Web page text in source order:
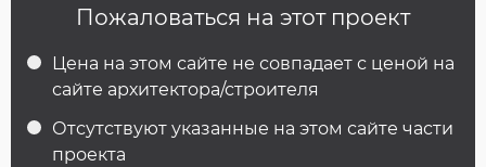
Пожаловаться на этот проект
Цена на этом сайте не совпадает с ценой на
сайте архитектора/строителя
Отсутствуют указанные на этом сайте части
проекта